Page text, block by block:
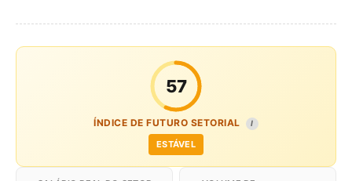
57
ÍNDICE DE FUTURO SETORIAL I
ESTÁVEL